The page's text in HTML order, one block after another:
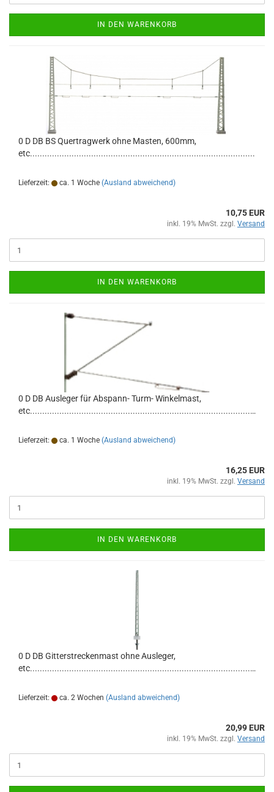
IN DEN WARENKORB
0 D DB BS Quertragwerk ohne Masten, 600mm,
etc............................................................................................
Lieferzeit: ca. 1 Woche (Ausland abweichend)
10,75 EUR
inkl. 19% MwSt. zzgl. Versand
IN DEN WARENKORB
0 D DB Ausleger für Abspann- Turm- Winkelmast,
etc.............................................................................................
Lieferzeit: ca. 1 Woche (Ausland abweichend)
16,25 EUR
inkl. 19% MwSt. zzgl. Versand
IN DEN WARENKORB
0 D DB Gitterstreckenmast ohne Ausleger,
etc............................................................................................................
Lieferzeit: ca. 2 Wochen (Ausland abweichend)
20,99 EUR
inkl. 19% MwSt. zzgl. Versand